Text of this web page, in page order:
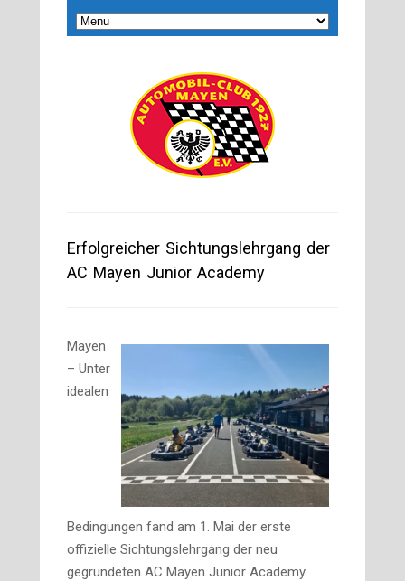
Erfolgreicher Sichtungslehrgang der
AC Mayen Junior Academy
Mayen
– Unter
idealen
Bedingungen fand am 1. Mai der erste
offizielle Sichtungslehrgang der neu
gegründeten AC Mayen Junior Academy